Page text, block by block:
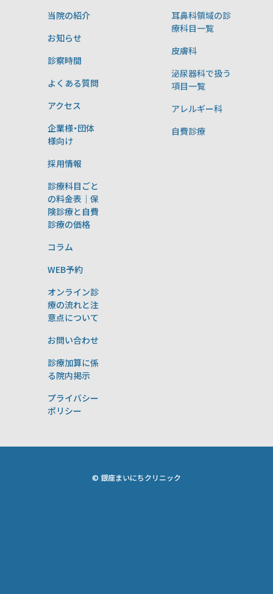
当院の紹介
お知らせ
診察時間
よくある質問
アクセス
企業様・団体
様向け
採用情報
診療科目ごと
の料金表｜保
険診療と自費
診療の価格
コラム
WEB予約
オンライン診
療の流れと注
意点について
お問い合わせ
診療加算に係
る院内掲示
プライバシー
ポリシー
耳鼻科領域の診
療科目一覧
皮膚科
泌尿器科で扱う
項目一覧
アレルギー科
自費診療
© 銀座まいにちクリニック